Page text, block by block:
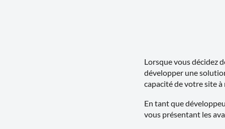
Lorsque vous décidez
développer une
capacité de votre site
En tant que
vous présentant les